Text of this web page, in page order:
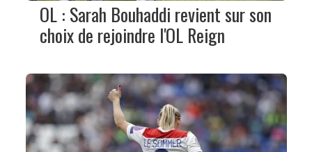
OL : Sarah Bouhaddi revient sur son
choix de rejoindre l'OL Reign